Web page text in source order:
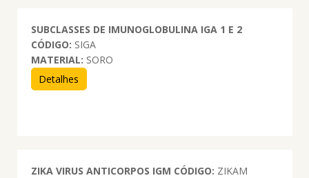
SUBCLASSES DE IMUNOGLOBULINA IGA 1 E 2
CÓDIGO: SIGA
MATERIAL: SORO
Detalhes
ZIKA VIRUS ANTICORPOS IGM CÓDIGO: ZIKAM